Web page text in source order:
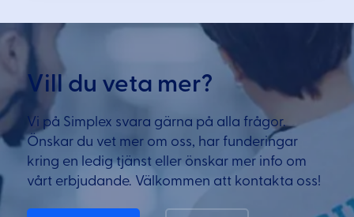
Vill du veta mer?
Vi på Simplex svara gärna på alla frågor.
Önskar du vet mer om oss, har funderingar
kring en ledig tjänst eller önskar mer info om
vårt erbjudande. Välkommen att kontakta oss!